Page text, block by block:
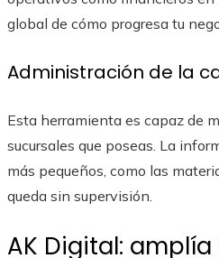
global de cómo progresa tu
Administración de la
Esta herramienta es capaz de
sucursales que poseas. La
más pequeños, como las
queda sin supervisión.
AK Digital: